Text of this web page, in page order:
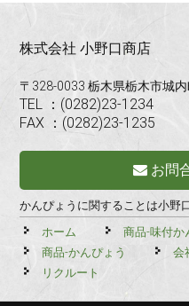
株式会社 小野口商店
〒328-0033 栃木県栃木市城
TEL ：(0282)23-1234
FAX ：(0282)23-1235
お問
かんぴょうに関することは小野
ホーム
商品-味付か
商品-かんぴょう
会
リクルート